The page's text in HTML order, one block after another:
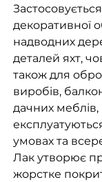
декоративної
надводних
деталей яхт,
також для
виробів,
дачних
умовах та
Лак утворює
жорстке